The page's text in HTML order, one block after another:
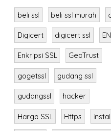
beli ssl beli ssl murah
Digicert digicert ssl
Enkripsi SSL GeoTrust
gogetssl gudang ssl
gudangssl hacker
Harga SSL Https